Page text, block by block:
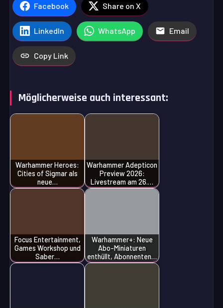
Facebook Share on X
LinkedIn WhatsApp Email
Copy Link
Möglicherweise auch interessant:
Warhammer Heroes:
Cities of Sigmar als
neue…
Warhammer Adepticon
Preview 2026:
Livestream am 26.…
Focus Entertainment,
Games Workshop und
Saber…
Warhammer+: Neue
Abo-Miniaturen
enthüllt, Abonnenten…